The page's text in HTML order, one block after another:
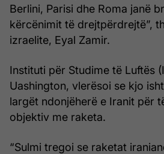
Berlini, Parisi dhe Roma janë
kërcënimit të drejtpërdrejtë”,
izraelite, Eyal Zamir.
Instituti për Studime të Luftës
Uashington, vlerësoi se kjo
largët ndonjëherë e Iranit për
objektiv me raketa.
“Sulmi tregoi se raketat